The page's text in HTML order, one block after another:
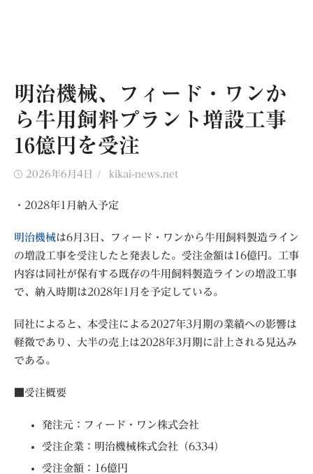
明治機械、フィード・ワンか
ら牛用飼料プラント増設工事
16億円を受注
Posted
2026年6月4日 Author
kikai-news.net
・2028年1月納入予定
明治機械は6月3日、フィード・ワンから牛用飼料製造ライン
の増設工事を受注したと発表した。受注金額は16億円。工事
内容は同社が保有する既存の牛用飼料製造ラインの増設工事
で、納入時期は2028年1月を予定している。
同社によると、本受注による2027年3月期の業績への影響は
軽微であり、大半の売上は2028年3月期に計上される見込み
である。
■受注概要
発注元：フィード・ワン株式会社
受注企業：明治機械株式会社（6334）
受注金額：16億円